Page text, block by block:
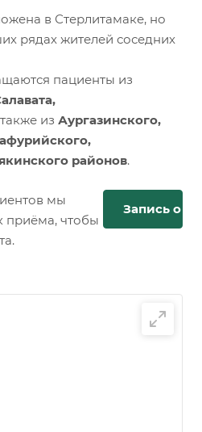
в Стерлитамаке, но
рядах жителей соседних
пациенты из
из Аургазинского,
районов.
мы
приёма, чтобы
Запись